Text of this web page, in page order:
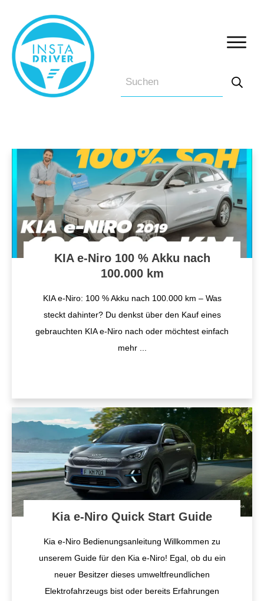
KIA e-Niro 100 % Akku nach
100.000 km
KIA e-Niro: 100 % Akku nach 100.000 km – Was
steckt dahinter? Du denkst über den Kauf eines
gebrauchten KIA e-Niro nach oder möchtest einfach
mehr
Kia e-Niro Quick Start Guide
Kia e-Niro Bedienungsanleitung Willkommen zu
unserem Guide für den Kia e-Niro! Egal, ob du ein
neuer Besitzer dieses umweltfreundlichen
Elektrofahrzeugs bist oder bereits Erfahrungen